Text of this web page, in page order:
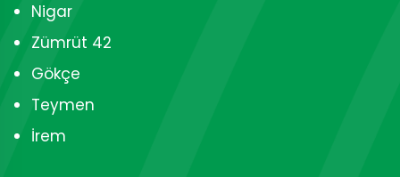
Nigar
Zümrüt 42
Gökçe
Teymen
İrem